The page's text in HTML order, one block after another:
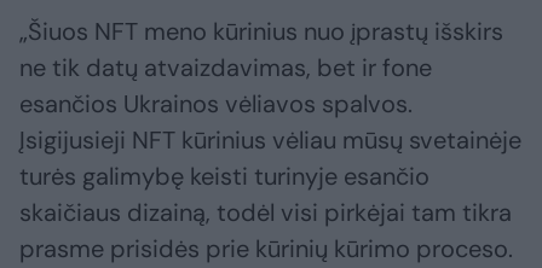
„Šiuos NFT meno kūrinius nuo įprastų išskirs
ne tik datų atvaizdavimas, bet ir fone
esančios Ukrainos vėliavos spalvos.
Įsigijusieji NFT kūrinius vėliau mūsų svetainėje
turės galimybę keisti turinyje esančio
skaičiaus dizainą, todėl visi pirkėjai tam tikra
prasme prisidės prie kūrinių kūrimo proceso.